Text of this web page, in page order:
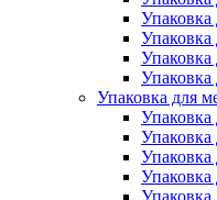
Упаковка
Упаковка
Упаковка
Упаковка
Упаковка для
Упаковка
Упаковка